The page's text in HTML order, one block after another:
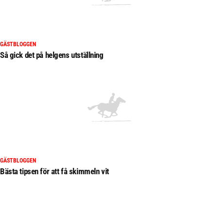
GÄSTBLOGGEN
Så gick det på helgens utställning
GÄSTBLOGGEN
Bästa tipsen för att få skimmeln vit